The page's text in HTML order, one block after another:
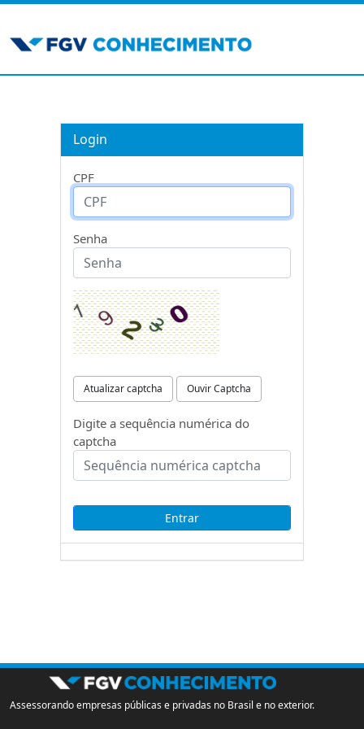
Login
CPF
Senha
Atualizar captcha Ouvir Captcha
Digite a sequência numérica do
captcha
Assessorando empresas públicas e privadas no Brasil e no exterior.